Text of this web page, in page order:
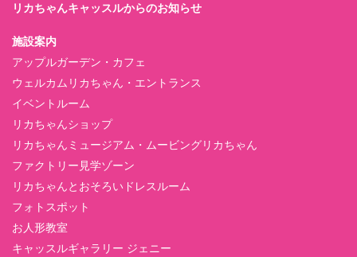
リカちゃんキャッスルからのお知らせ
施設案内
アップルガーデン・カフェ
ウェルカムリカちゃん・エントランス
イベントルーム
リカちゃんショップ
リカちゃんミュージアム・ムービングリカちゃん
ファクトリー見学ゾーン
リカちゃんとおそろいドレスルーム
フォトスポット
お人形教室
キャッスルギャラリー ジェニー